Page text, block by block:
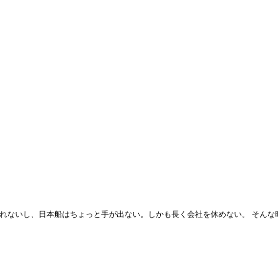
ないし、日本船はちょっと手が出ない。しかも長く会社を休めない。 そん